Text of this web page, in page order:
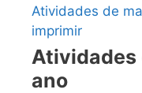
Atividades de
imprimir
Atividades
ano